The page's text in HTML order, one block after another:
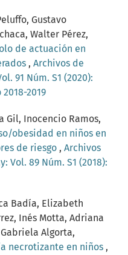
Gustavo
Walter Pérez,
de actuación en
, Archivos de
91 Núm. S1 (2020):
2019
Gil, Inocencio Ramos,
obesidad en niños en
de riesgo , Archivos
Vol. 89 Núm. S1 (2018):
Badía, Elizabeth
Inés Motta, Adriana
Algorta,
necrotizante en niños ,